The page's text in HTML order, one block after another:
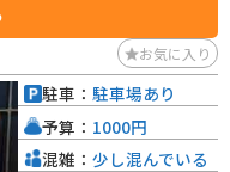
お気に入り
駐車： 駐車場あり
予算： 1000円
混雑： 少し混んでいる